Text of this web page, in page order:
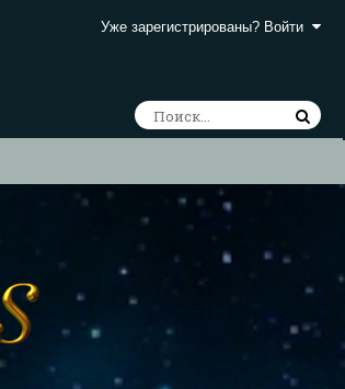
Уже зарегистрированы? Войти